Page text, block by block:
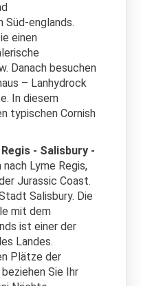
Süd-englands.
einen
Danach besuchen
– Lanhydrock
In diesem
typischen Cornish
- Salisbury -
nach Lyme Regis,
Jurassic Coast.
Salisbury. Die
mit dem
ist einer der
Landes.
Plätze der
Sie Ihr